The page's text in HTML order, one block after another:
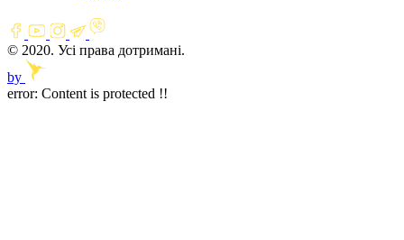
© 2020. Усі права дотримані.
by
error: Content is protected !!